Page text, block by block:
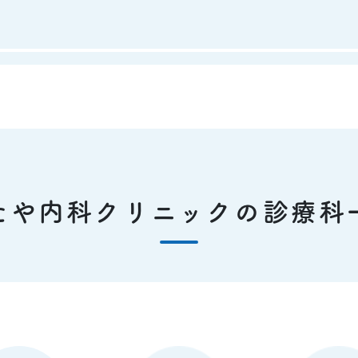
や内科クリニックの診療科